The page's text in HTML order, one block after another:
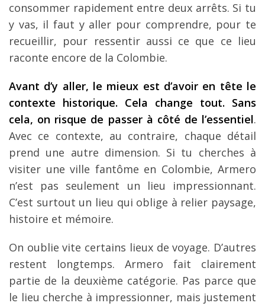
consommer rapidement entre deux arrêts. Si tu
y vas, il faut y aller pour comprendre, pour te
recueillir, pour ressentir aussi ce que ce lieu
raconte encore de la Colombie.
Avant d’y aller, le mieux est d’avoir en tête le
contexte historique. Cela change tout. Sans
cela, on risque de passer à côté de l’essentiel.
Avec ce contexte, au contraire, chaque détail
prend une autre dimension. Si tu cherches à
visiter une ville fantôme en Colombie, Armero
n’est pas seulement un lieu impressionnant.
C’est surtout un lieu qui oblige à relier paysage,
histoire et mémoire.
On oublie vite certains lieux de voyage. D’autres
restent longtemps. Armero fait clairement
partie de la deuxième catégorie. Pas parce que
le lieu cherche à impressionner, mais justement